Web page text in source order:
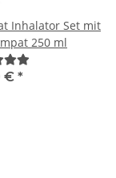
Inhalator Set mit
250 ml
€ *